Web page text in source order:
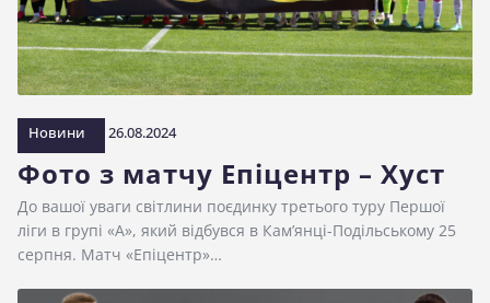
Новини 26.08.2024
Фото з матчу Епіцентр – Хуст
До вашої уваги світлини поєдинку третього туру Першої
ліги в групі «А», який відбувся в Кам’янці-Подільському 25
серпня. Матч «Епіцентр»…